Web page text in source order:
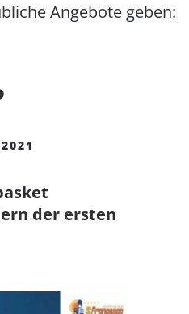
Angebote geben:
der ersten